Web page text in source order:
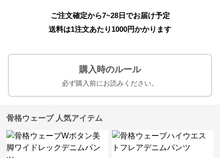
ご注文確定から7~28日でお届け予定
送料は1注文あたり 1000円かかります
購入時のルール
必ず購入前にお読みください。
骨格ウェーブ 人気アイテム